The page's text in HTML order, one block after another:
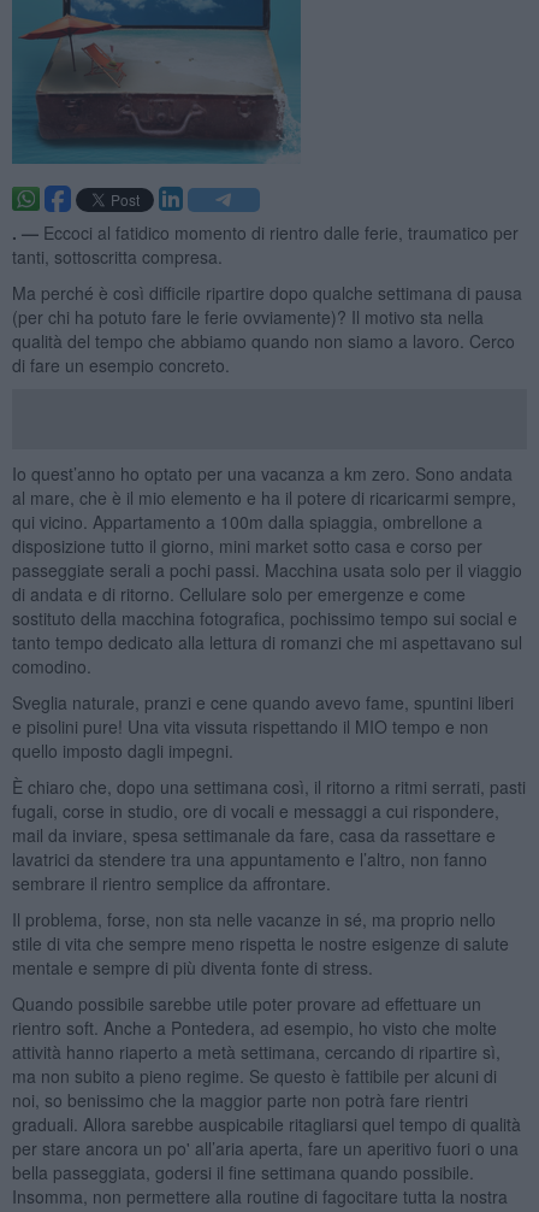
. — Eccoci al fatidico momento di rientro dalle ferie, traumatico per
tanti, sottoscritta compresa.
Ma perché è così difficile ripartire dopo qualche settimana di pausa
(per chi ha potuto fare le ferie ovviamente)? Il motivo sta nella
qualità del tempo che abbiamo quando non siamo a lavoro. Cerco
di fare un esempio concreto.
Io quest’anno ho optato per una vacanza a km zero. Sono andata
al mare, che è il mio elemento e ha il potere di ricaricarmi sempre,
qui vicino. Appartamento a 100m dalla spiaggia, ombrellone a
disposizione tutto il giorno, mini market sotto casa e corso per
passeggiate serali a pochi passi. Macchina usata solo per il viaggio
di andata e di ritorno. Cellulare solo per emergenze e come
sostituto della macchina fotografica, pochissimo tempo sui social e
tanto tempo dedicato alla lettura di romanzi che mi aspettavano sul
comodino.
Sveglia naturale, pranzi e cene quando avevo fame, spuntini liberi
e pisolini pure! Una vita vissuta rispettando il MIO tempo e non
quello imposto dagli impegni.
È chiaro che, dopo una settimana così, il ritorno a ritmi serrati, pasti
fugali, corse in studio, ore di vocali e messaggi a cui rispondere,
mail da inviare, spesa settimanale da fare, casa da rassettare e
lavatrici da stendere tra una appuntamento e l’altro, non fanno
sembrare il rientro semplice da affrontare.
Il problema, forse, non sta nelle vacanze in sé, ma proprio nello
stile di vita che sempre meno rispetta le nostre esigenze di salute
mentale e sempre di più diventa fonte di stress.
Quando possibile sarebbe utile poter provare ad effettuare un
rientro soft. Anche a Pontedera, ad esempio, ho visto che molte
attività hanno riaperto a metà settimana, cercando di ripartire sì,
ma non subito a pieno regime. Se questo è fattibile per alcuni di
noi, so benissimo che la maggior parte non potrà fare rientri
graduali. Allora sarebbe auspicabile ritagliarsi quel tempo di qualità
per stare ancora un po' all’aria aperta, fare un aperitivo fuori o una
bella passeggiata, godersi il fine settimana quando possibile.
Insomma, non permettere alla routine di fagocitare tutta la nostra